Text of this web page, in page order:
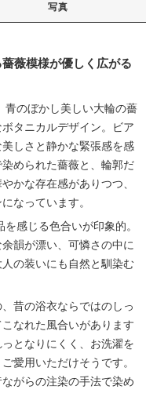
写真
薇模様が優しく広がる
青のぼかし美しい大輪の薔
タニカルデザイン。ビア
しさと静かな緊張感を感
められた薔薇と、輪郭だ
かな存在感がありつつ、
なっています。
感じる色合いが印象的。
韻が漂い、可憐さの中に
の装いにも自然と馴染む
昔の浴衣ならではのしっ
なれた風合いがあります
となりにくく、お洗濯を
愛用いただけそうです。
がらの注染の手法で染め